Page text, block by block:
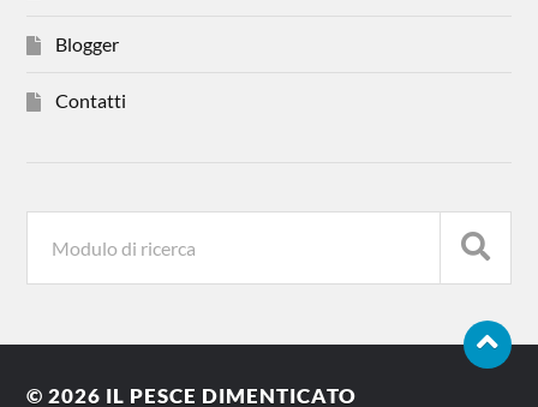
Blogger
Contatti
© 2026 IL PESCE DIMENTICATO